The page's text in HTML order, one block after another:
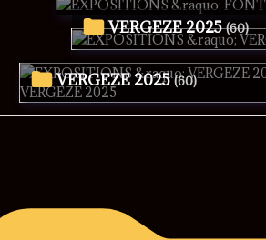
VERGEZE 2025 (60)
VERGEZE 2025 (60)